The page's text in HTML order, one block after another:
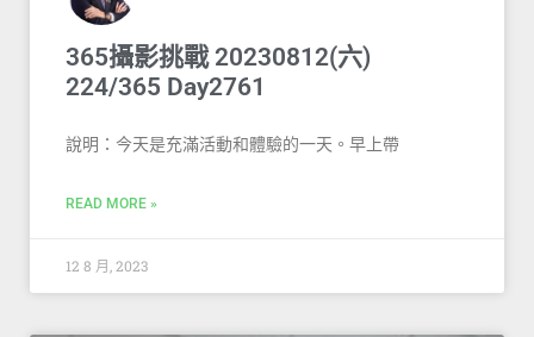
365攝影挑戰 20230812(六)
224/365 Day2761
說明：今天是充滿活動和體驗的一天。早上帶
READ MORE »
12 8 月, 2023